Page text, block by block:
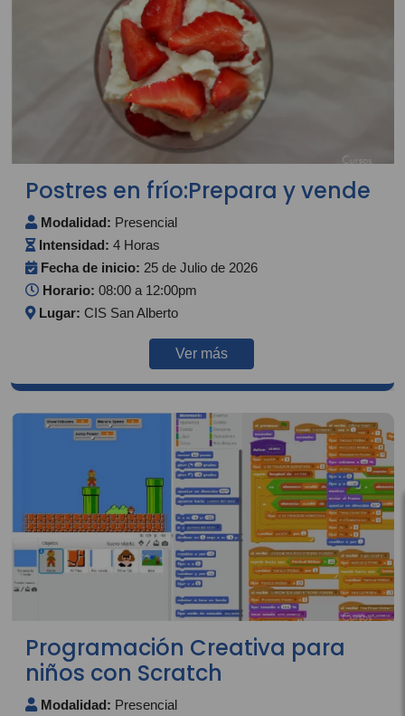
Postres en frío:Prepara y vende
Modalidad: Presencial
Intensidad: 4 Horas
Fecha de inicio: 25 de Julio de 2026
Horario: 08:00 a 12:00pm
Lugar: CIS San Alberto
Ver más
Programación Creativa para
niños con Scratch
Modalidad: Presencial